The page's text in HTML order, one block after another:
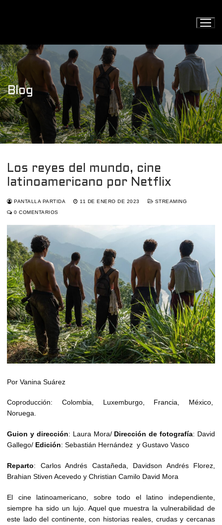
Blog
Los reyes del mundo, cine
latinoamericano por Netflix
PANTALLA PARTIDA 11 DE ENERO DE 2023
STREAMING
0 COMENTARIOS
Por Vanina Suárez
Coproducción: Colombia, Luxemburgo, Francia, México,
Noruega.
Guion y dirección: Laura Mora/ Dirección de fotografía: David
Gallego/ Edición: Sebastián Hernández y Gustavo Vasco
Reparto: Carlos Andrés Castañeda, Davidson Andrés Florez,
Brahian Stiven Acevedo y Christian Camilo David Mora
El cine latinoamericano, sobre todo el latino independiente,
siempre ha sido un lujo. Aquel que muestra la vulnerabilidad de
este lado del continente, con historias reales, crudas y cercanas